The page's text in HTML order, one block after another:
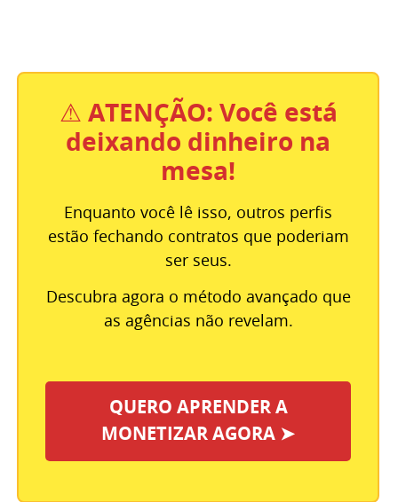
⚠ ATENÇÃO: Você está
deixando dinheiro na
mesa!
Enquanto você lê isso, outros perfis
estão fechando contratos que poderiam
ser seus.
Descubra agora o método avançado que
as agências não revelam.
QUERO APRENDER A
MONETIZAR AGORA ➤